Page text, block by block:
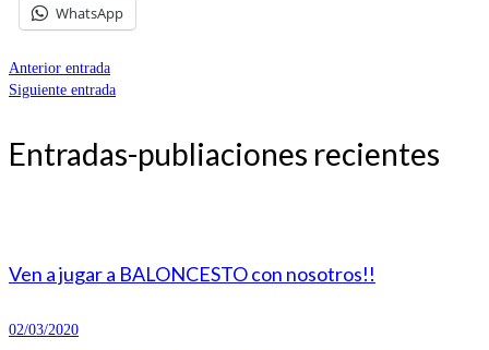
WhatsApp
Anterior entrada
Siguiente entrada
Entradas-publiaciones recientes
Ven a jugar a BALONCESTO con nosotros!!
02/03/2020